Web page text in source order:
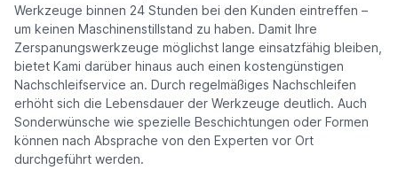
Werkzeuge binnen 24 Stunden bei den Kunden eintreffen –
um keinen Maschinenstillstand zu haben. Damit Ihre
Zerspanungswerkzeuge möglichst lange einsatzfähig bleiben,
bietet Kami darüber hinaus auch einen kostengünstigen
Nachschleifservice an. Durch regelmäßiges Nachschleifen
erhöht sich die Lebensdauer der Werkzeuge deutlich. Auch
Sonderwünsche wie spezielle Beschichtungen oder Formen
können nach Absprache von den Experten vor Ort
durchgeführt werden.